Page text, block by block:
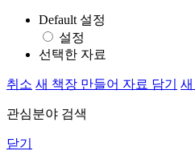
Default 설정
설정
선택한 자료
취소 새 책장 만들어 자료 담기
관심분야 검색
닫기